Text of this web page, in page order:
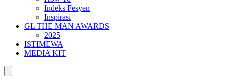
Indeks Fesyen
Inspirasi
GL THE MAN AWARDS
2025
ISTIMEWA
MEDIA KIT